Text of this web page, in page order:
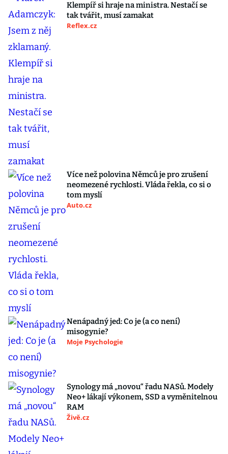
Klempíř si hraje na ministra. Nestačí se
tak tvářit, musí zamakat
Reflex.cz
Více než polovina Němců je pro zrušení
neomezené rychlosti. Vláda řekla, co si o
tom myslí
Auto.cz
Nenápadný jed: Co je (a co není)
misogynie?
Moje Psychologie
Synology má „novou“ řadu NASů. Modely
Neo+ lákají výkonem, SSD a vyměnitelnou
RAM
Živě.cz